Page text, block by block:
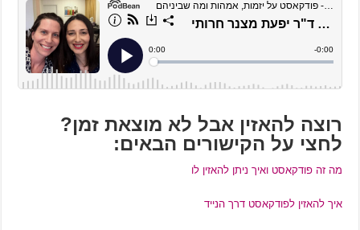
רוצה להאזין אבל לא מוצאת זמן?
לחצי על הקישורים הבאים:
מה זה פודקאסט ואיך ניתן להאזין לו
איך להאזין לפודקאסט דרך הנייד